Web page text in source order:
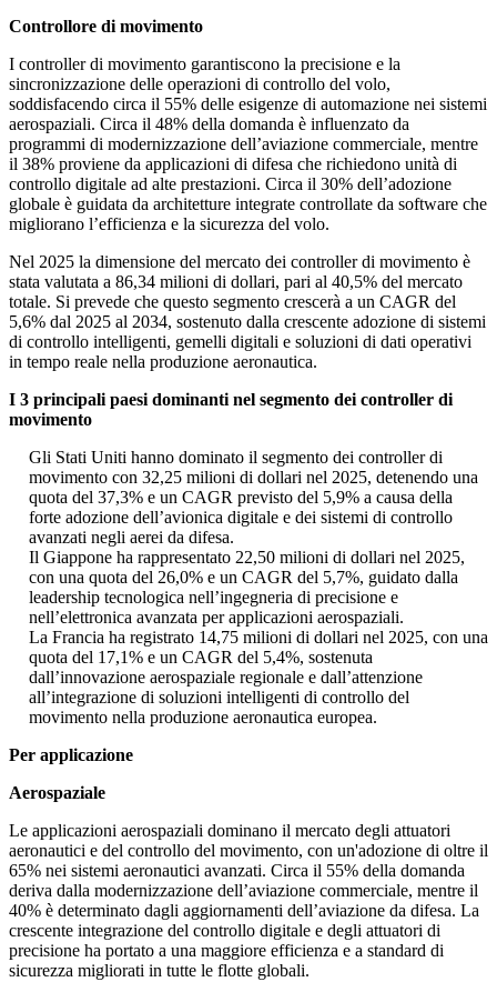
Controllore di movimento
I controller di movimento garantiscono la precisione e la
sincronizzazione delle operazioni di controllo del volo,
soddisfacendo circa il 55% delle esigenze di automazione nei sistemi
aerospaziali. Circa il 48% della domanda è influenzato da
programmi di modernizzazione dell’aviazione commerciale, mentre
il 38% proviene da applicazioni di difesa che richiedono unità di
controllo digitale ad alte prestazioni. Circa il 30% dell’adozione
globale è guidata da architetture integrate controllate da software che
migliorano l’efficienza e la sicurezza del volo.
Nel 2025 la dimensione del mercato dei controller di movimento è
stata valutata a 86,34 milioni di dollari, pari al 40,5% del mercato
totale. Si prevede che questo segmento crescerà a un CAGR del
5,6% dal 2025 al 2034, sostenuto dalla crescente adozione di sistemi
di controllo intelligenti, gemelli digitali e soluzioni di dati operativi
in ​​tempo reale nella produzione aeronautica.
I 3 principali paesi dominanti nel segmento dei controller di
movimento
Gli Stati Uniti hanno dominato il segmento dei controller di
movimento con 32,25 milioni di dollari nel 2025, detenendo una
quota del 37,3% e un CAGR previsto del 5,9% a causa della
forte adozione dell’avionica digitale e dei sistemi di controllo
avanzati negli aerei da difesa.
Il Giappone ha rappresentato 22,50 milioni di dollari nel 2025,
con una quota del 26,0% e un CAGR del 5,7%, guidato dalla
leadership tecnologica nell’ingegneria di precisione e
nell’elettronica avanzata per applicazioni aerospaziali.
La Francia ha registrato 14,75 milioni di dollari nel 2025, con una
quota del 17,1% e un CAGR del 5,4%, sostenuta
dall’innovazione aerospaziale regionale e dall’attenzione
all’integrazione di soluzioni intelligenti di controllo del
movimento nella produzione aeronautica europea.
Per applicazione
Aerospaziale
Le applicazioni aerospaziali dominano il mercato degli attuatori
aeronautici e del controllo del movimento, con un'adozione di oltre il
65% nei sistemi aeronautici avanzati. Circa il 55% della domanda
deriva dalla modernizzazione dell’aviazione commerciale, mentre il
40% è determinato dagli aggiornamenti dell’aviazione da difesa. La
crescente integrazione del controllo digitale e degli attuatori di
precisione ha portato a una maggiore efficienza e a standard di
sicurezza migliorati in tutte le flotte globali.